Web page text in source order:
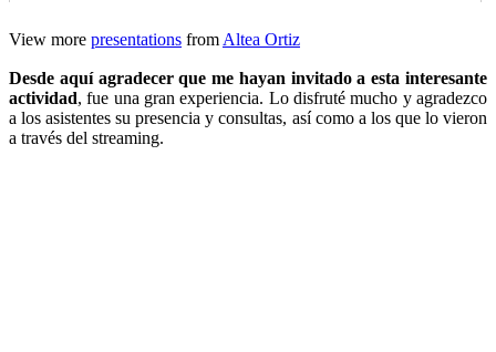
View more presentations from Altea Ortiz
Desde aquí agradecer que me hayan invitado a esta interesante
actividad, fue una gran experiencia. Lo disfruté mucho y agradezco
a los asistentes su presencia y consultas, así como a los que lo vieron
a través del streaming.